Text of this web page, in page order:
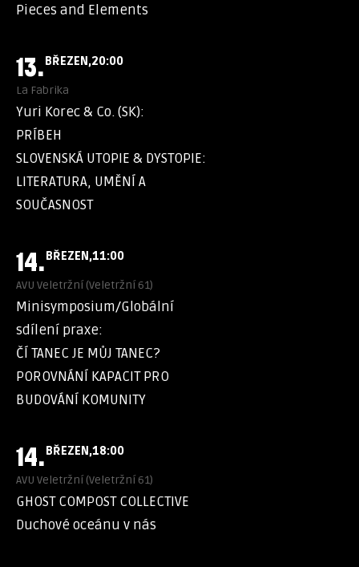
Pieces and Elements
13.BŘEZEN 20:00
La Fabrika
Yuri Korec & Co. (SK):
PRÍBEH
SLOVENSKÁ UTOPIE & DYSTOPIE:
LITERATURA, UMĚNÍ A
SOUČASNOST
14.BŘEZEN 11:00
AVU Veletržní (Veletržní 61)
Minisymposium/Globální
sdílení praxe:
ČÍ TANEC JE MŮJ TANEC?
POROVNÁNÍ KAPACIT PRO
BUDOVÁNÍ KOMUNITY
14.BŘEZEN 18:00
AVU Veletržní (Veletržní 61)
GHOST COMPOST COLLECTIVE
Duchové oceánu v nás